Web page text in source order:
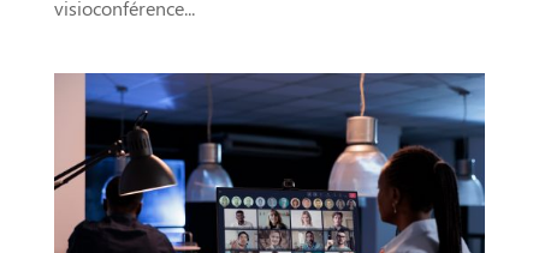
visioconférence...